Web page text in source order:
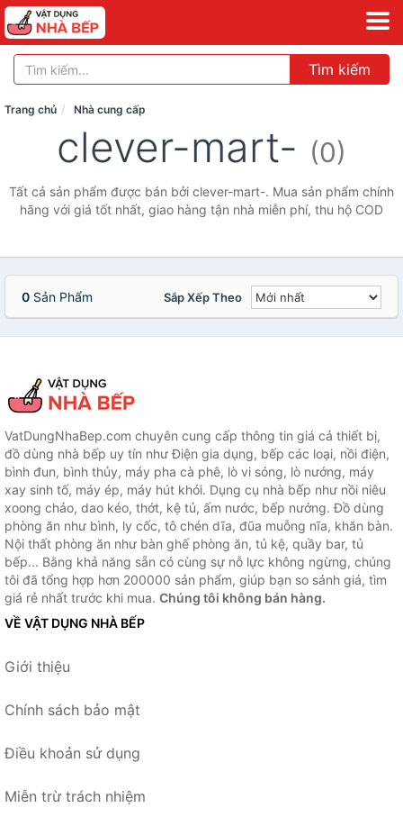
Tìm kiếm
Trang chủ Nhà cung cấp
clever-mart- (0)
Tất cả sản phẩm được bán bởi clever-mart-. Mua sản phẩm chính
hãng với giá tốt nhất, giao hàng tận nhà miễn phí, thu hộ COD
0 Sản Phẩm Sắp Xếp Theo
VatDungNhaBep.com chuyên cung cấp thông tin giá cả thiết bị,
đồ dùng nhà bếp uy tín như Điện gia dụng, bếp các loại, nồi điện,
bình đun, bình thủy, máy pha cà phê, lò vi sóng, lò nướng, máy
xay sinh tố, máy ép, máy hút khói. Dụng cụ nhà bếp như nồi niêu
xoong chảo, dao kéo, thớt, kệ tủ, ấm nước, bếp nướng. Đồ dùng
phòng ăn như bình, ly cốc, tô chén dĩa, đũa muỗng nĩa, khăn bàn.
Nội thất phòng ăn như bàn ghế phòng ăn, tủ kệ, quầy bar, tủ
bếp... Bằng khả năng sẵn có cùng sự nỗ lực không ngừng, chúng
tôi đã tổng hợp hơn 200000 sản phẩm, giúp bạn so sánh giá, tìm
giá rẻ nhất trước khi mua. Chúng tôi không bán hàng.
VỀ VẬT DỤNG NHÀ BẾP
Giới thiệu
Chính sách bảo mật
Điều khoản sử dụng
Miễn trừ trách nhiệm